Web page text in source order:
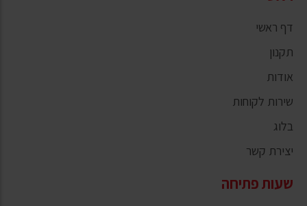
דף ראשי
תקנון
אודות
שירות לקוחות
בלוג
יצירת קשר
שעות פתיחה